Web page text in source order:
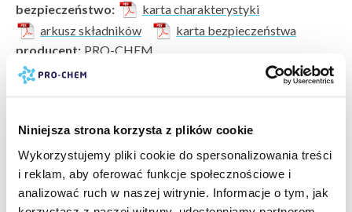
Niniejsza strona korzysta z plików cookie
Wykorzystujemy pliki cookie do spersonalizowania treści
i reklam, aby oferować funkcje społecznościowe i
analizować ruch w naszej witrynie. Informacje o tym, jak
Sposób użycia
Nanieść roztwór na czyszczoną powierzchnię za pomocą
i pozostawić na 1 - 3 min. Spłukać wodą pod wysokim
ciśnieniem. Spłukiwanie przeprowadzać od dołu do góry,
ciśnienia. W przypadku silnie zabrudzonych powierzchni
czynność można powtórzyć z użyciem roztworu
o większym stężeniu oraz środka mechanicznego, np.
szczotki.
bezpieczeństwo:
karta charakterystyki
arkusz składników
karta bezpieczeństwa
producent: PRO-CHEM
marka: PRO-CHEM
odczyn PH:
typ zabrudzenia: tłuszcze », zabrudzenia atmosferyczne »
powierzchnia do wyczyszczenia: aluminium i inne metale
» ,plandeki »,lakier samochodowy »
rodzaj czyszczenia: gruntowne bieżące
pokaż więcej »